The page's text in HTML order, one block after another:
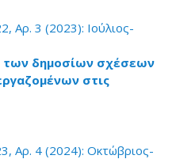
Αρ. 3 (2023): Ιούλιος-
των δημοσίων σχέσεων
στις
Αρ. 4 (2024): Οκτώβριος-